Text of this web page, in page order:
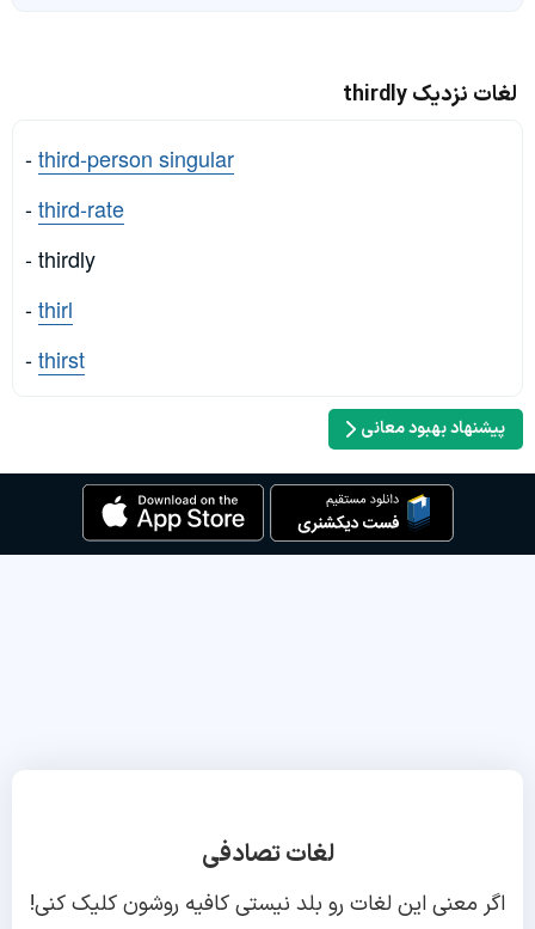
لغات نزدیک thirdly
-third-person singular
-third-rate
- thirdly
-thirl
-thirst
پیشنهاد بهبود معانی
لغات تصادفی
اگر معنی این لغات رو بلد نیستی کافیه روشون کلیک کنی!